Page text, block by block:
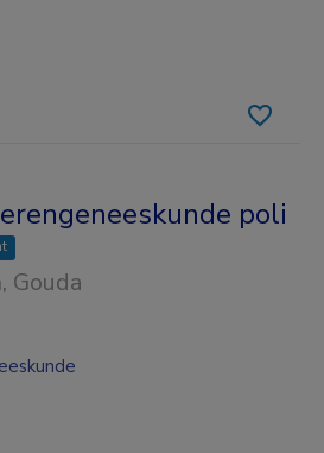
poli
, Gouda